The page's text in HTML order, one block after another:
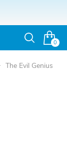
0
Otvoriť
The Evil Genius